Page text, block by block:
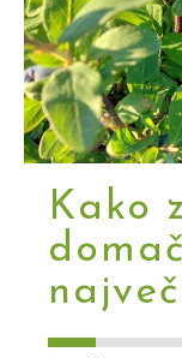
Kako